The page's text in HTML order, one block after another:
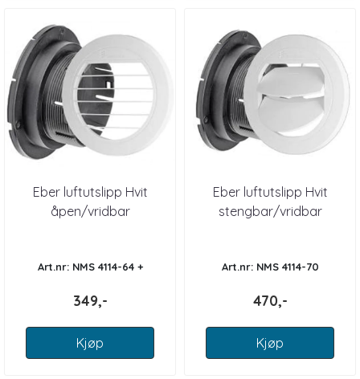
Eber luftutslipp Hvit
åpen/vridbar
Art.nr: NMS 4114-64 +
349,-
Kjøp
Eber luftutslipp Hvit
stengbar/vridbar
Art.nr: NMS 4114-70
470,-
Kjøp